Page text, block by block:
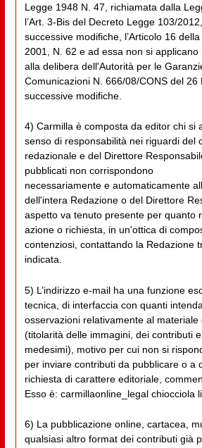
Legge 1948 N. 47, richiamata dalla
l’Art. 3-Bis del Decreto Legge 103/
successive modifiche, l’Articolo 16
2001, N. 62 e ad essa non si applicano
alla delibera dell'Autorità per le
Comunicazioni N. 666/08/CONS del 26
successive modifiche.
4) Carmilla è composta da editor chi si
senso di responsabilità nei riguardi del
redazionale e del Direttore
pubblicati non corrispondono
necessariamente e automaticamente
dell'intera Redazione o del Direttore
aspetto va tenuto presente per quanto
azione o richiesta, in un'ottica di
contenziosi, contattando la Redazione
indicata.
5) L’indirizzo e-mail ha una funzione
tecnica, di interfaccia con quanti
osservazioni relativamente al materiale
(titolarità delle immagini, dei contributi
medesimi), motivo per cui non si
per inviare contributi da pubblicare o a
richiesta di carattere editoriale,
Esso è: carmillaonline_legal chiocciola
6) La pubblicazione online, cartacea,
qualsiasi altro format dei contributi già